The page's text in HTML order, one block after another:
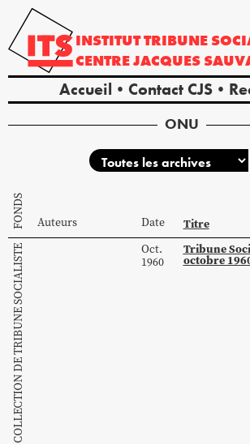
INSTITUTTRIBUNE
CENTREJACQUES
Accueil Contact CJS
ONU
FONDS Auteurs Date Titre
COLLECTION DE TRIBUNE SOCIALISTE
Oct.
1960
Tribune
octobre